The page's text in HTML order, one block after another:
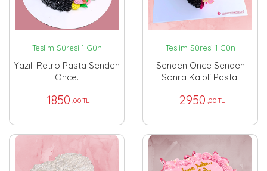
Teslim Süresi 1 Gün
Yazılı Retro Pasta Senden
Önce.
1850 ,00 TL
Teslim Süresi 1 Gün
Senden Önce Senden
Sonra Kalpli Pasta.
2950 ,00 TL